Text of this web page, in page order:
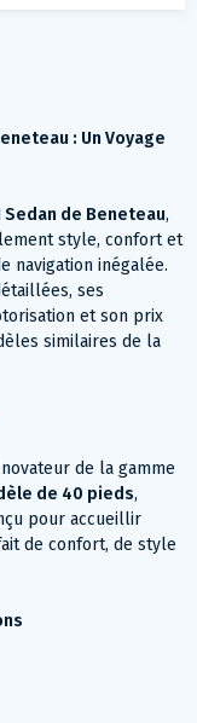
: Un Voyage
Sedan de Beneteau,
style, confort et
navigation inégalée.
ses
et son prix
similaires de la
de la gamme
de 40 pieds,
pour accueillir
de confort, de style